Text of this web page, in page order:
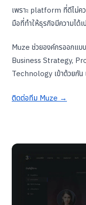
เพราะ platform ที่ดีไม่คว
มือที่ทำให้ธุรกิจมีความได้
Muze ช่วยองค์กรออกแ
Business Strategy,
Technology เข้าด้วยกัน
ติดต่อทีม Muze →